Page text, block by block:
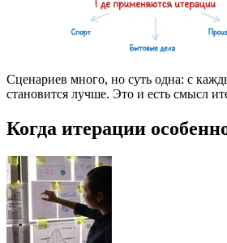
Сценариев много, но суть одна: с
становится лучше. Это и есть смысл
Когда итерации